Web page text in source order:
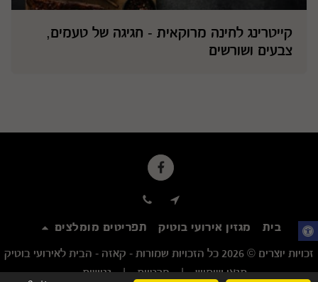
קייטרינג לחינה מרוקאית - חגיגה של טעמים,
צבעים ושורשים
בית מגזין אירועי בוטיק תפריטים מומלצים
זכויות יוצרים © 2026 כל הזכויות שמורות -
קאזה - הבית לאירועי בוטיק
תנאי שימוש|פרטיות|נגישות